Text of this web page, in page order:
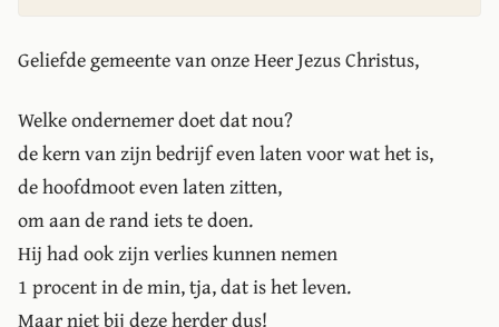
Geliefde gemeente van onze Heer Jezus Christus,
Welke ondernemer doet dat nou?
de kern van zijn bedrijf even laten voor wat het is,
de hoofdmoot even laten zitten,
om aan de rand iets te doen.
Hij had ook zijn verlies kunnen nemen
1 procent in de min, tja, dat is het leven.
Maar niet bij deze herder dus!